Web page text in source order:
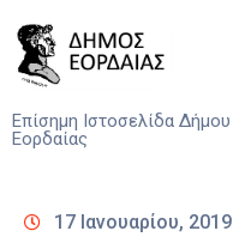
Επίσημη Ιστοσελίδα Δήμου
Εορδαίας
17 Ιανουαρίου, 2019